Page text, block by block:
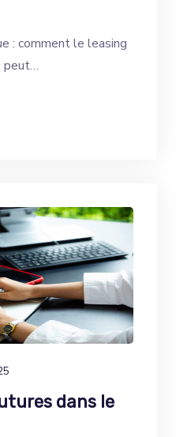
: comment le leasing
peut…
dans le